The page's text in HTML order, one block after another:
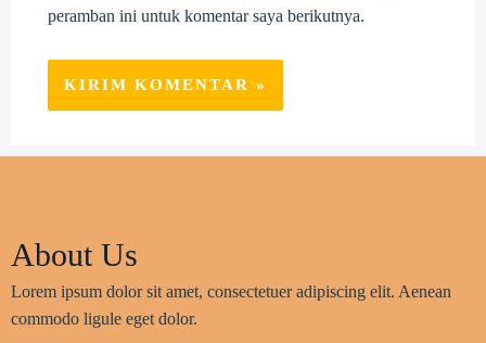
peramban ini untuk komentar saya berikutnya.
About Us
Lorem ipsum dolor sit amet, consectetuer adipiscing elit. Aenean
commodo ligule eget dolor.